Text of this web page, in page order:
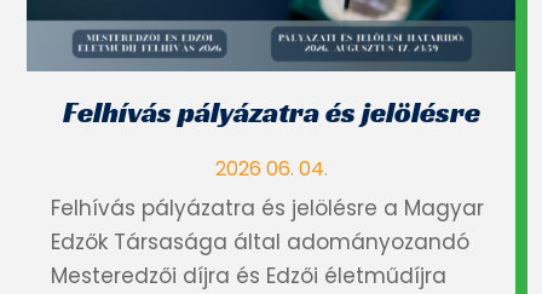
Felhívás pályázatra és jelölésre
2026 06. 04.
Felhívás pályázatra és jelölésre a Magyar
Edzők Társasága által adományozandó
Mesteredzői díjra és Edzői életműdíjra